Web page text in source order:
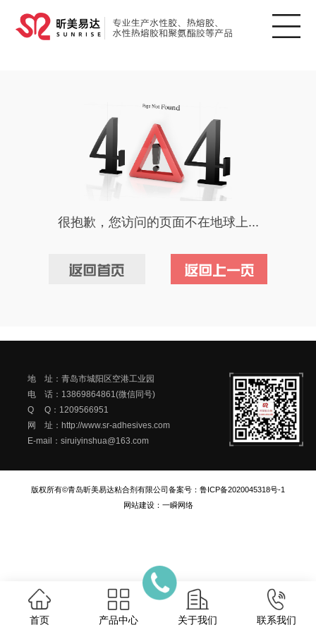
很抱歉，您访问的页面不在地球上...
地 址：青岛市城阳区空港工业园
电 话：13869864861(微信同号)
Q Q：1209566951
网 址：http://www.sr-adhesives.com
E-mail：siruiyinshua@163.com
版权所有©青岛昕美易达粘合剂有限公司备案号： 鲁ICP备2020045318号-1
网站建设： 一瞬网络
首页 产品中心 关于我们 联系我们